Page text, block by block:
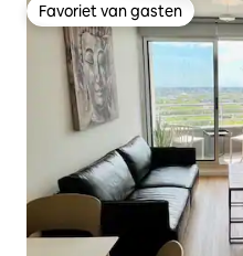
Favoriet van gasten
Favoriet van gasten